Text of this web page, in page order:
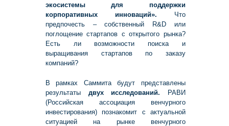
экосистемы для поддержки
корпоративных инноваций». Что
предпочесть – собственный R&D или
поглощение стартапов с открытого рынка?
Есть ли возможности поиска и
выращивания стартапов по заказу
компаний?
В рамках Саммита будут представлены
результаты двух исследований. РАВИ
(Российская ассоциация венчурного
инвестирования) познакомит с актуальной
ситуацией на рынке венчурного